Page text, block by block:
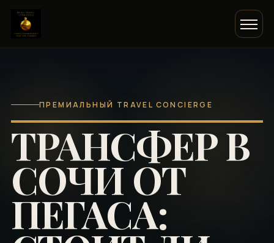
ПРЕМИАЛЬНЫЙ TRAVEL CONCIERGE
ТРАНСФЕР В
СОЧИ ОТ
ПЕГАСА: